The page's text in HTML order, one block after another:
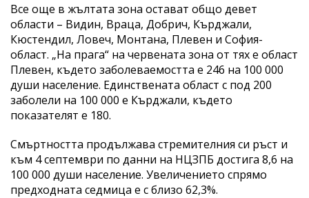
Все още в жълтата зона остават общо девет
области – Видин, Враца, Добрич, Кърджали,
Кюстендил, Ловеч, Монтана, Плевен и София-
област. „На прага“ на червената зона от тях е област
Плевен, където заболеваемостта е 246 на 100 000
души население. Единствената област с под 200
заболели на 100 000 е Кърджали, където
показателят е 180.
Смъртността продължава стремителния си ръст и
към 4 септември по данни на НЦЗПБ достига 8,6 на
100 000 души население. Увеличението спрямо
предходната седмица е с близо 62,3%.